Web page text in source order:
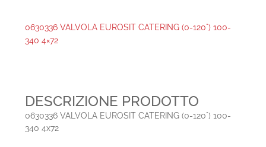
0630336 VALVOLA EUROSIT CATERING (0-120°) 100-
340 4×72
DESCRIZIONE PRODOTTO
0630336 VALVOLA EUROSIT CATERING (0-120°) 100-
340 4x72